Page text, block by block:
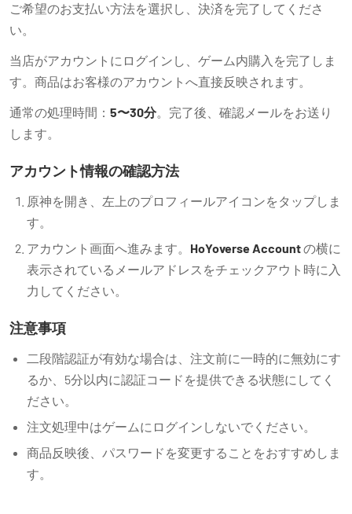
ご希望のお支払い方法を選択し、決済を完了してくださ
い。
当店がアカウントにログインし、ゲーム内購入を完了しま
す。商品はお客様のアカウントへ直接反映されます。
通常の処理時間： 5〜30分。完了後、確認メールをお送り
します。
アカウント情報の確認方法
原神を開き、左上のプロフィールアイコンをタップしま
す。
アカウント画面へ進みます。 HoYoverse Accountの横に
表示されているメールアドレスをチェックアウト時に入
力してください。
注意事項
二段階認証が有効な場合は、注文前に一時的に無効にす
るか、5分以内に認証コードを提供できる状態にしてく
ださい。
注文処理中はゲームにログインしないでください。
商品反映後、パスワードを変更することをおすすめしま
す。